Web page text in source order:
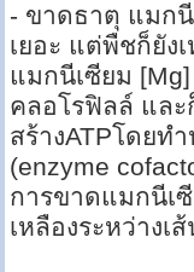
- ขาดธาตุ แมกนี
เยอะ แต่พืชก็ยัง
แมกนีเซียม
คลอโรฟิลล์ แล
สร้างATPโดยท
(enzyme
การขาดแมกนีเ
เหลืองระหว่างเ